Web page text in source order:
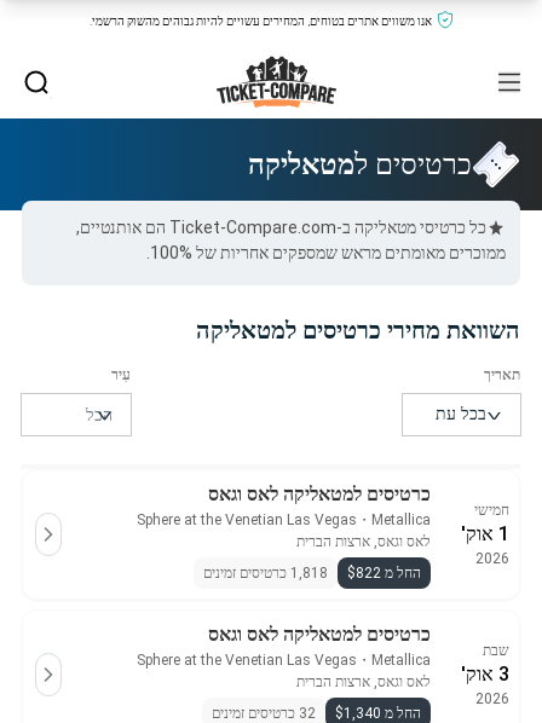
אנו משווים אתרים בטוחים, המחירים עשויים להיות גבוהים מהשוק הרשמי.
כרטיסים למטאליקה
כל כרטיסי מטאליקה ב-Ticket-Compare.com הם אותנטיים,
ממוכרים מאומתים מראש שמספקים אחריות של 100%.
השוואת מחירי כרטיסים למטאליקה
חמישי
1 אוק'
2026
כרטיסים למטאליקה לאס וגאס
Metallica
・
Sphere at the Venetian Las Vegas
לאס וגאס, ארצות הברית
החל מ $822
1,818 כרטיסים זמינים
שבת
3 אוק'
2026
כרטיסים למטאליקה לאס וגאס
Metallica
・
Sphere at the Venetian Las Vegas
לאס וגאס, ארצות הברית
החל מ $1,340
32 כרטיסים זמינים